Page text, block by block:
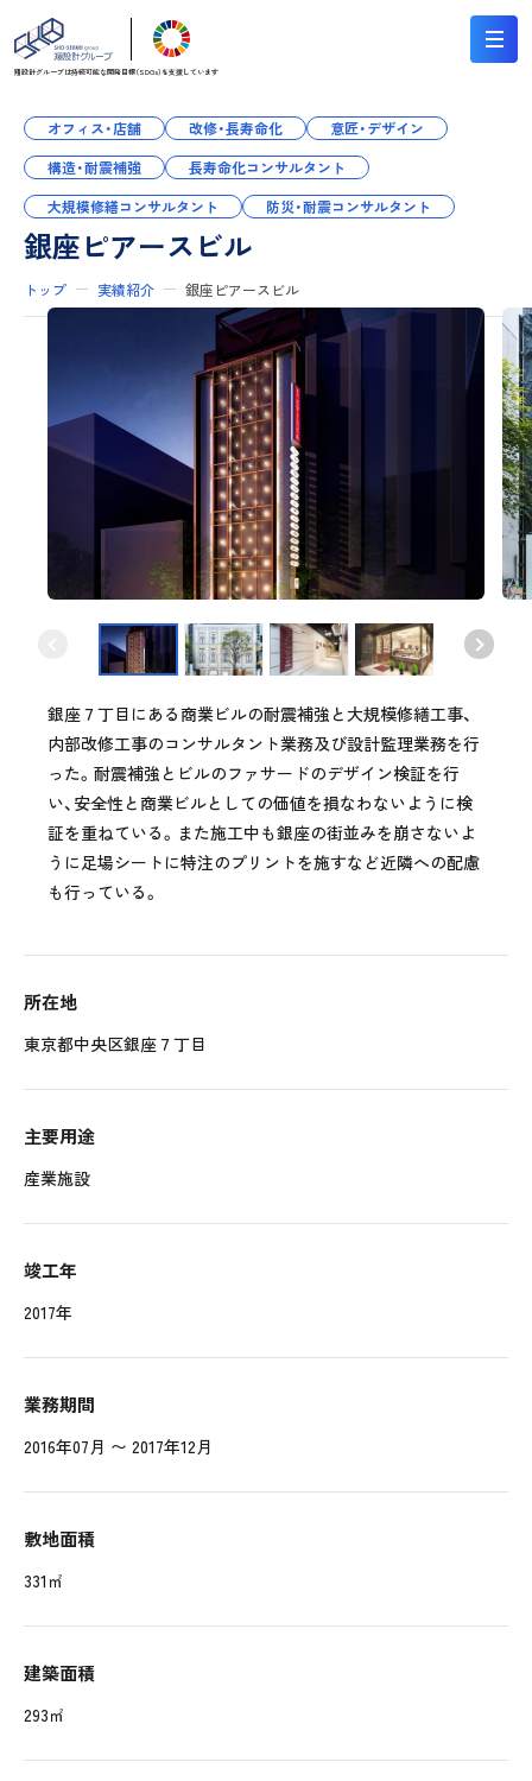
翔設計グループは持続可能な開発目標（SDGs）を支援しています
銀座ピアースビル
オフィス・店舗 改修・長寿命化
意匠・デザイン
構造・耐震補強
長寿命化コンサルタント
大規模修繕コンサルタント
防災・耐震コンサルタント
トップ 実績紹介 銀座ピアースビル
銀座７丁目にある商業ビルの耐震補強と大規模修繕工事、
内部改修工事のコンサルタント業務及び設計監理業務を行
った。耐震補強とビルのファサードのデザイン検証を行
い、安全性と商業ビルとしての価値を損なわないように検
証を重ねている。また施工中も銀座の街並みを崩さないよ
うに足場シートに特注のプリントを施すなど近隣への配慮
も行っている。
所在地
東京都中央区銀座７丁目
主要用途
産業施設
竣工年
2017年
業務期間
2016年07月 〜 2017年12月
敷地面積
331㎡
建築面積
293㎡